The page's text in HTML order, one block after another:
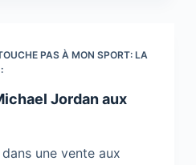
PAS À MON SPORT: LA
Jordan aux
une vente aux